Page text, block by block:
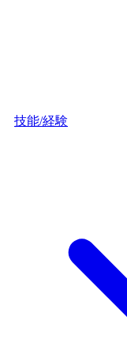
技能/経験